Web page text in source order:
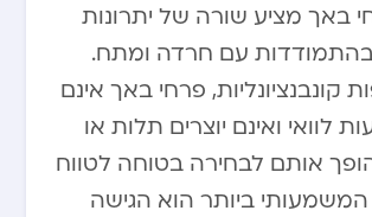
באך מציע שורה של יתרונות
עם חרדה ומתח.
קונבנציונליות, פרחי באך אינם
לוואי ואינם יוצרים תלות או
אותם לבחירה בטוחה לטווח
המשמעותי ביותר הוא הגישה